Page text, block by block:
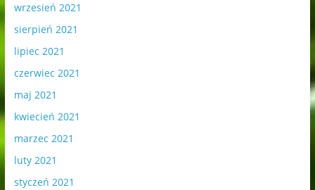
wrzesień 2021
sierpień 2021
lipiec 2021
czerwiec 2021
maj 2021
kwiecień 2021
marzec 2021
luty 2021
styczeń 2021